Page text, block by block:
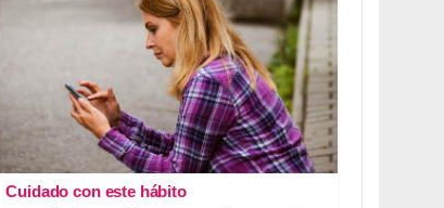
Cuidado con este hábito